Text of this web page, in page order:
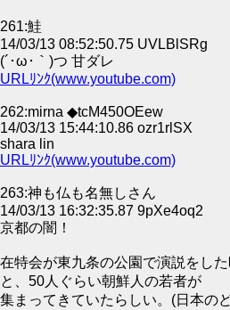
261:鮭
14/03/13 08:52:50.75 UVLBlSRg
(´･ω･｀)つ 甘ダレ
URLﾘﾝｸ(www.youtube.com)
262:mirna ◆tcM450OEew
14/03/13 15:44:10.86 ozr1rlSX
shara lin
URLﾘﾝｸ(www.youtube.com)
263:神も仏も名無しさん
14/03/13 16:32:35.87 9pXe4oq2
京都の闇！
在特会が東九条の公園で演説をし
と、50人ぐらい朝鮮人の若者が
集まってきていたらしい。(日本の